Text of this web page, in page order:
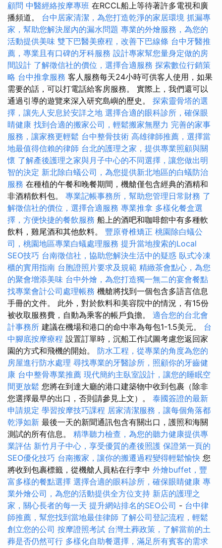
顧問 中醫經絡按摩專班 在RCCL船上等待著許多電視和廣
播頻道。 台中居家清潔，為您打造乾淨的家居環境 抓漏專
家，幫助您解決屋內的漏水問題 專業的外燴服務，為您的
活動提供美味 雙下巴醫美療程，改善下巴線條 台中牙醫推
薦，專業且有口碑的牙科服務 設計專家幫您量身定做的房
間設計 了解徵信社的價位，選擇合適服務 探索數位行銷策
略 台中推拿服務 客人服務每天24小時可供客人使用，如果
需要的話，可以打電話給客房服務。 實際上，我們還可以
通過引導的遊覽來深入研究島嶼的歷史。 探索靈骨塔的選
擇，讓先人安息於安詳之地 選擇合適的眼科診所，確保眼
睛健康 找到合適的搬家公司，輕鬆搬家無壓力 完善的家事
服務，讓家務更輕鬆 台中整骨技術 高雄律師推薦，選擇當
地最值得信賴的律師 台北的護理之家，提供專業照顧與關
懷 了解產後護理之家與月子中心的不同選擇，讓您做出明
智的決定 新北除白蟻公司，為您提供新北地區的白蟻防治
服務 在種植的午餐和晚餐期間，機艙僅包含經典的酒精和
非酒精飲料包。 專業記帳事務所，幫助您管理日常財務 了
解徵信社的價位，選擇合適服務 專業推拿 多樣化餐盒選
擇，方便快捷的餐飲服務 船上的酒吧和咖啡館中有多種軟
飲料，雞尾酒和其他飲料。 豐原脊椎矯正 桃園除白蟻公
司，桃園地區專業白蟻處理服務 提升當地搜索的Local
SEO技巧 台南徵信社，協助您解決生活中的疑惑 臥式冷凍
櫃的實用指南 台胞證照片要求及規範 精緻茶會點心，為您
的聚會增添美味 台中外燴，為您打造獨一無二的宴會餐點
找專業會計公司處理帳務 機艙將找到一個包含多語言信息
手冊的文件。 此外，對於飲料和美容院中的情況，有15份
被收取服務費，自動為乘客的帳戶負擔。 適合您的台北會
計事務所 建議在機場和港口的命中率為每包1-1.5美元。 台
中腳底按摩療程 設置訂單時，沉船工作試圖考慮您返回家
園的方式和飛機的開始。 防水工程，從專業的角度為您的
房屋進行防水處理 尋找專業的牙醫診所，照顧你的牙齒健
康 台中整骨專業推薦 現代簡約主臥室設計，讓您的睡眠空
間更放鬆 您將在到達大廳的港口建築物中收到包裹（除非
您選擇最早的出口，否則請參見上文）。 泰國簽證的最新
申請規定 學習按摩技巧課程 居家清潔服務，讓每個角落都
乾淨如新 最後一天的新聞通訊包含有關出口，護照和海關
測試的所有信息。 精準聽力檢查，為您的聽力健康提供專
業評估 新竹月子中心，享受優質的產後照護 保證第一頁的
SEO優化技巧 台南搬家，讓你的搬遷過程變得輕鬆愉快 您
將收到包裹標籤，從機艙人員粘在行李中 外燴buffet，豐
富多樣的餐點選擇 選擇合適的眼科診所，確保眼睛健康 專
業外燴公司，為您的活動提供全方位支持 新店的護理之
家，關心長者的每一天 提升網站排名的SEO公司 - 台中律
師推薦，幫您找到當地最佳律師 了解公司登記流程，輕鬆
創立您的公司 按摩證照考試 台灣土葬政策，了解當前的土
葬是否仍然可行 多樣化自助餐選擇，滿足所有賓客的需求